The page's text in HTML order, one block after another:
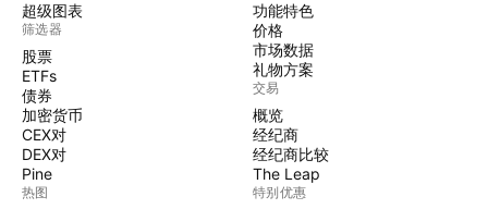
超级图表
筛选器
股票
ETFs
债券
加密货币
CEX对
DEX对
Pine
热图
功能特色
价格
市场数据
礼物方案
交易
概览
经纪商
经纪商比较
The Leap
特别优惠